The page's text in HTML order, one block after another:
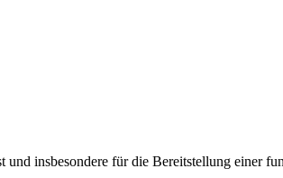
insbesondere für die Bereitstellung einer